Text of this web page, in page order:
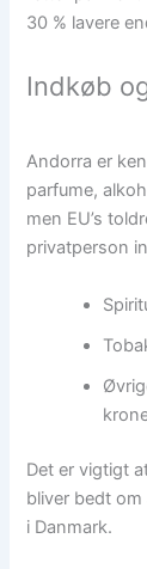
30 % lavere
Indkøb
Andorra er
parfume,
men EU’s
privatperson
Det er vigtigt
bliver bedt
i Danmark.